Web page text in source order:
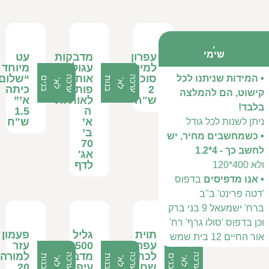
שימי
• המידות שניתנו לכל
קישוט, הם להמלצה
בלבד!
ניתן לשנות לכל גודל
• כשמחשבים מחיר, יש
לחשב כך - 4*1.2
ולא 400*120
• אנו מדפיסים בדפוס
'דטה פרינט' ב"ב
ברח' ישמעאל 9 בני ברק
וכן בדפוס 'סולו גרף' רח'
אור החיים 12 בית שמש
בדפוס המהיר רח' רשב"י
ע
ר
כ
ה
ל
א ' ב
נ
ו
עפרון
למילוי
סוכריות
2
ש"ח
ע
ר
כ
ה
ל
א ' ב
נ
ו ת
מדבקות
עגולות
אות
פותחת
לאותיות
ה
א’
ב’
70
אג'
לדף
ע
ר
כ
ה
ל
א ' ב
נ
י ם
עט
מיוחד
כיתה
א’”
1.5
ש"ח
ע
ר
כ
ה
ל
א ' ב
נ
י ם
תוית
עפרון
לכתיבת
ע
ר
כ
ה
ל
א ' ב
נ
ו ת
גליל
500
מדבקות
ע
ר
כ
ה
ל
א ' ב
נ
ו ת
פעמון
עזר
למורה